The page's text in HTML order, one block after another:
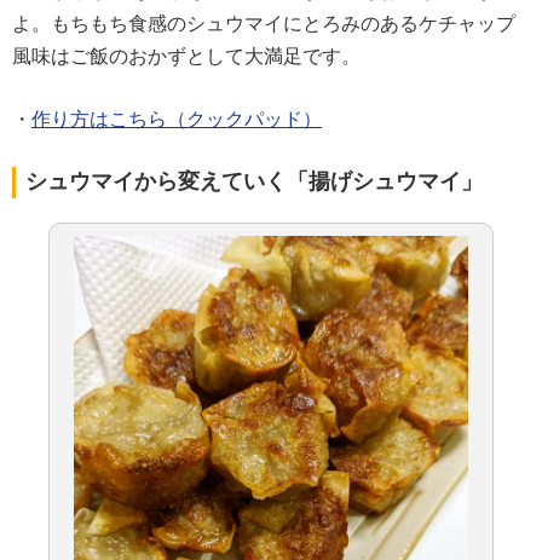
よ。もちもち食感のシュウマイにとろみのあるケチャップ
風味はご飯のおかずとして大満足です。
・ 作り方はこちら（クックパッド）
シュウマイから変えていく「揚げシュウマイ」